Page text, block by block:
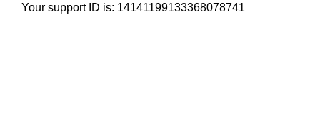
Your support ID is: 14141199133368078741